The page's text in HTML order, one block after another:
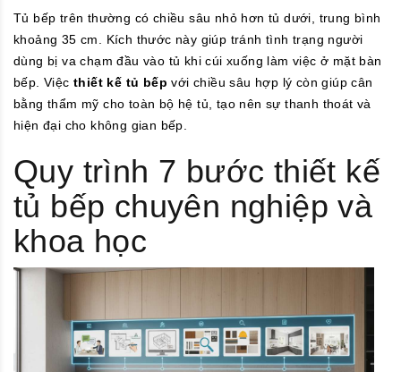
Tủ bếp trên thường có chiều sâu nhỏ hơn tủ dưới, trung bình
khoảng 35 cm. Kích thước này giúp tránh tình trạng người
dùng bị va chạm đầu vào tủ khi cúi xuống làm việc ở mặt bàn
bếp. Việcthiết kế tủ bếp với chiều sâu hợp lý còn giúp cân
bằng thẩm mỹ cho toàn bộ hệ tủ, tạo nên sự thanh thoát và
hiện đại cho không gian bếp.
Quy trình 7 bước thiết kế
tủ bếp chuyên nghiệp và
khoa học